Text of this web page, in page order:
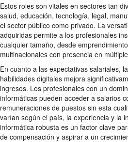
Estos roles son vitales en sectores tan
salud, educación, tecnología, legal,
el sector público como privado. La
adquiridas permite a los profesionales
cualquier tamaño, desde
multinacionales con presencia en
En cuanto a las expectativas salariales,
habilidades digitales mejora
ingresos. Los profesionales con un
informáticas pueden acceder a salarios
remuneraciones de puestos sin esta
varían según el país, la experiencia y la
informática robusta es un factor clave
de compensación y aspirar a un